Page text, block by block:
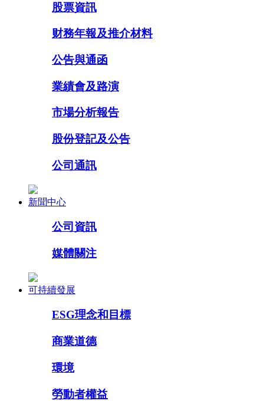
股票資訊
财務年報及推介材料
公告與通函
業績會及路演
市場分析報告
股份登記及公告
公司通訊
新聞中心
公司資訊
媒體關注
可持續發展
ESG理念和目標
商業道德
環境
勞動者權益